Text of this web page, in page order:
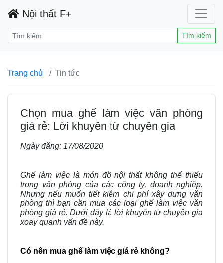
Nội thất F+
Tìm kiếm
Trang chủ Tin tức
Chọn mua ghế làm việc văn phòng
giá rẻ: Lời khuyên từ chuyên gia
Ngày đăng: 17/08/2020
Ghế làm việc là món đồ nội thất không thể thiếu
trong văn phòng của các công ty, doanh nghiệp.
Nhưng nếu muốn tiết kiệm chi phí xây dựng văn
phòng thì bạn cần mua các loại ghế làm việc văn
phòng giá rẻ. Dưới đây là lời khuyên từ chuyên gia
xoay quanh vấn đề này.
Có nên mua ghế làm việc giá rẻ không?